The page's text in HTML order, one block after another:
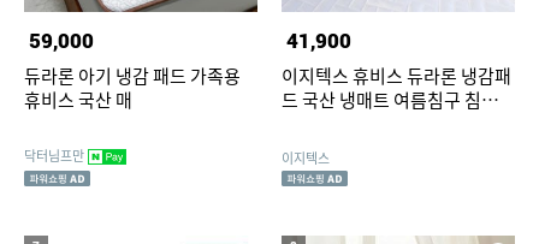
59,000
듀라론 아기 냉감 패드 가족용
휴비스 국산 매
닥터님프만
41,900
이지텍스 휴비스 듀라론 냉감패
드 국산 냉매트 여름침구 침대패
이지텍스